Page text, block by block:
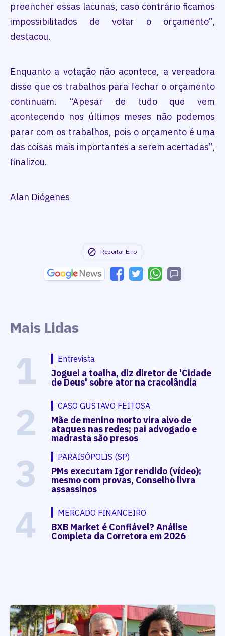
preencher essas lacunas, caso contrário ficamos
impossibilitados de votar o orçamento”,
destacou.
Enquanto a votação não acontece, a vereadora
disse que os trabalhos para fechar o orçamento
continuam. “Apesar de tudo que vem
acontecendo nos últimos meses não podemos
parar com os trabalhos, pois o orçamento é uma
das coisas mais importantes a serem acertadas”,
finalizou.
Alan Diógenes
Reportar Erro
Mais Lidas
1 Entrevista
Joguei a toalha, diz diretor de 'Cidade
de Deus' sobre ator na cracolândia
2 CASO GUSTAVO FEITOSA
Mãe de menino morto vira alvo de
ataques nas redes; pai advogado e
madrasta são presos
3 PARAISÓPOLIS (SP)
PMs executam Igor rendido (vídeo);
mesmo com provas, Conselho livra
assassinos
4 MERCADO FINANCEIRO
BXB Market é Confiável? Análise
Completa da Corretora em 2026